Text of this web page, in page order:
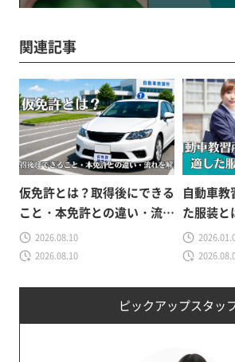
ピックアップスタッ
関連記事
仮免許とは？取得後にできる
こと・本免許との違い・流れ
をわかりやすく解説
2026.08.10
2026.08.10
自動車教
た服装と
通うため